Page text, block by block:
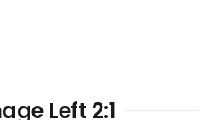
Left 2:1